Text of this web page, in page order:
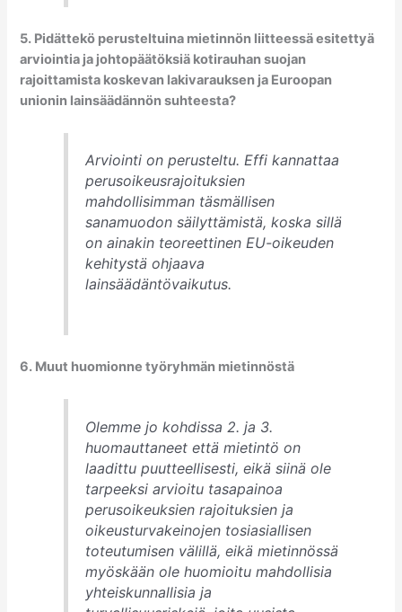
5. Pidättekö perusteltuina mietinnön liitteessä esitettyä
arviointia ja johtopäätöksiä kotirauhan suojan
rajoittamista koskevan lakivarauksen ja Euroopan
unionin lainsäädännön suhteesta?
Arviointi on perusteltu. Effi kannattaa
perusoikeusrajoituksien
mahdollisimman täsmällisen
sanamuodon säilyttämistä, koska sillä
on ainakin teoreettinen EU-oikeuden
kehitystä ohjaava
lainsäädäntövaikutus.
6. Muut huomionne työryhmän mietinnöstä
Olemme jo kohdissa 2. ja 3.
huomauttaneet että mietintö on
laadittu puutteellisesti, eikä siinä ole
tarpeeksi arvioitu tasapainoa
perusoikeuksien rajoituksien ja
oikeusturvakeinojen tosiasiallisen
toteutumisen välillä, eikä mietinnössä
myöskään ole huomioitu mahdollisia
yhteiskunnallisia ja